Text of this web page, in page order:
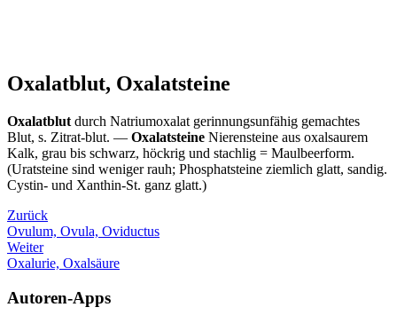
Oxalatblut, Oxalatsteine
Oxalatblut durch Natriumoxalat gerinnungsunfähig gemachtes
Blut, s. Zitrat-blut. — Oxalatsteine Nierensteine aus oxalsaurem
Kalk, grau bis schwarz, höckrig und stachlig = Maulbeerform.
(Uratsteine sind weniger rauh; Phosphatsteine ziemlich glatt, sandig.
Cystin- und Xanthin-St. ganz glatt.)
Zurück
Ovulum, Ovula, Oviductus
Weiter
Oxalurie, Oxalsäure
Autoren-Apps